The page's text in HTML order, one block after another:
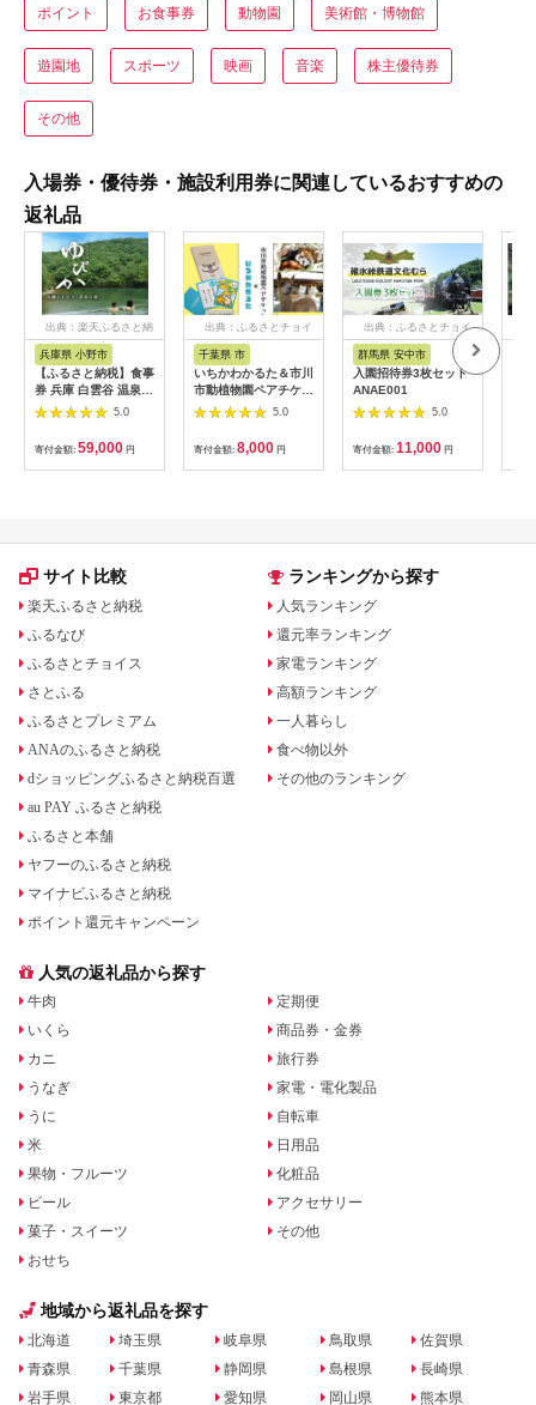
ポイント お食事券 動物園 美術館・博物館
遊園地 スポーツ 映画 音楽 株主優待券
その他
入場券・優待券・施設利用券に関連しているおすすめの
返礼品
出典：楽天ふるさと納
兵庫県 小野市
【ふるさと納税】食事
券 兵庫 白雲谷 温泉
ゆぴか 入浴券 10枚＋
10枚 セット 旅行 旅
温泉旅行 スパ サウナ
岩盤浴 マッサージ エ
トラン 健康 美容 兵庫
5.0
寄付金額: 59,000 円
出典：ふるさとチョイ
千葉県 市
いちかわかるた＆市川
市動植物園ペアチケッ
ト 【12203-0196】
5.0
寄付金額: 8,000 円
出典：ふるさとチョイ
群馬県 安中市
入園招待券3枚セット
ANAE001
5.0
寄付金額: 11,000 円
サイト比較
楽天ふるさと納税
ふるなび
ふるさとチョイス
さとふる
ふるさとプレミアム
ANAのふるさと納税
dショッピングふるさと納税百選
au PAY ふるさと納税
ふるさと本舗
ヤフーのふるさと納税
マイナビふるさと納税
ポイント還元キャンペーン
ランキングから探す
人気ランキング
還元率ランキング
家電ランキング
高額ランキング
一人暮らし
食べ物以外
その他のランキング
人気の返礼品から探す
牛肉
いくら
カニ
うなぎ
うに
米
果物・フルーツ
ビール
菓子・スイーツ
おせち
定期便
商品券・金券
旅行券
家電・電化製品
自転車
日用品
化粧品
アクセサリー
その他
地域から返礼品を探す
北海道
青森県
岩手県
埼玉県
千葉県
東京都
岐阜県
静岡県
愛知県
鳥取県
島根県
岡山県
佐賀県
長崎県
熊本県